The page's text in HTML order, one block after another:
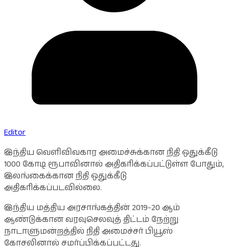
Editor
இந்திய வெளிவிவகார அமைச்சுக்கான நிதி ஒதுக்கீடு
1000 கோடி ரூபாவினால் அதிகரிக்கப்பட்டுள்ள போதும்,
இலங்கைக்கான நிதி ஒதுக்கீடு
அதிகரிக்கப்படவில்லை.
இந்திய மத்திய அரசாங்கத்தின் 2019-20 ஆம்
ஆண்டுக்கான வரவுசெலவுத் திட்டம் நேற்று
நாடாளுமன்றத்தில் நிதி அமைச்சர் பியூஸ்
கோசலினால் சமர்ப்பிக்கப்பட்டது.